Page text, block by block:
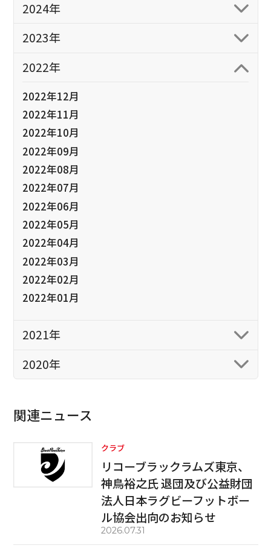
2024年
2023年
2022年
2022年12月
2022年11月
2022年10月
2022年09月
2022年08月
2022年07月
2022年06月
2022年05月
2022年04月
2022年03月
2022年02月
2022年01月
2021年
2020年
関連ニュース
クラブ
リコーブラックラムズ東京、
神鳥裕之氏 退団及び公益財団
法人日本ラグビーフットボー
ル協会出向のお知らせ
2026.07.31